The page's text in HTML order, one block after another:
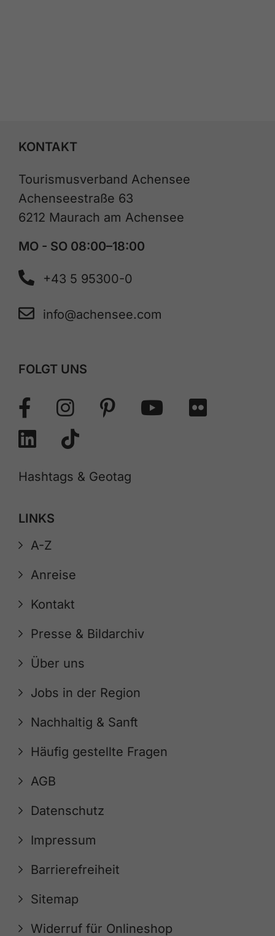
KONTAKT
Tourismusverband Achensee
Achenseestraße 63
6212 Maurach am Achensee
MO - SO 08:00–18:00
+43 5 95300-0
info@achensee.com
FOLGT UNS
Hashtags & Geotag
LINKS
A-Z
Anreise
Kontakt
Presse & Bildarchiv
Über uns
Jobs in der Region
Nachhaltig & Sanft
Häufig gestellte Fragen
AGB
Datenschutz
Impressum
Barrierefreiheit
Sitemap
Widerruf für Onlineshop